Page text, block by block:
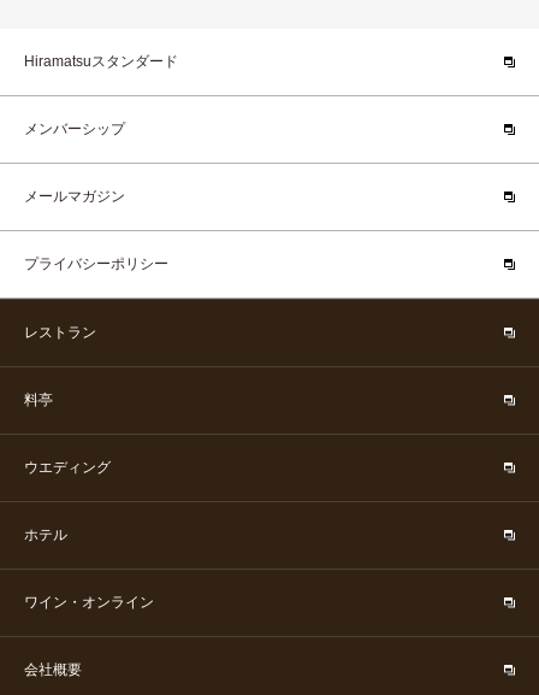
Hiramatsuスタンダード
メンバーシップ
メールマガジン
プライバシーポリシー
レストラン
料亭
ウエディング
ホテル
ワイン・オンライン
会社概要